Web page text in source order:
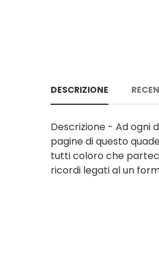
DESCRIZIONE
Descrizione - Ad ogni
pagine di questo
tutti coloro che
ricordi legati al un